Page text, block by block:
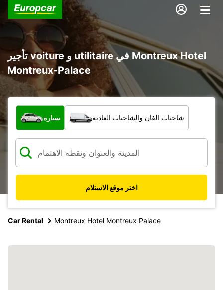
تأجير voiture و utilitaire في Montreux Hotel
Montreux-Palace
ما نوع المركبة؟
سيارة شاحنات الفان والشاحنات العادية
اختر موقع الاستلام
Car Rental Montreux Hotel Montreux Palace